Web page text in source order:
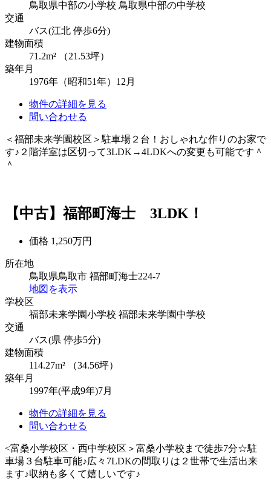
鳥取県中部の小学校 鳥取県中部の中学校
交通
バス(江北 停歩6分)
建物面積
71.2m² （21.53坪）
築年月
1976年（昭和51年）12月
物件の詳細を見る
問い合わせる
＜福部未来学園校区＞駐車場２台！おしゃれな作りのお家で
す♪２階洋室は区切って3LDK→4LDKへの変更も可能です＾
＾
【中古】福部町海士 3LDK！
価格 1,250万円
所在地
鳥取県鳥取市 福部町海士224-7
地図を表示
学校区
福部未来学園小学校 福部未来学園中学校
交通
バス(県 停歩5分)
建物面積
114.27m² （34.56坪）
築年月
1997年(平成9年)7月
物件の詳細を見る
問い合わせる
<富桑小学校区・西中学校区＞富桑小学校まで徒歩7分☆駐
車場３台駐車可能♪広々7LDKの間取りは２世帯で生活出来
ます♪収納も多くて嬉しいです♪